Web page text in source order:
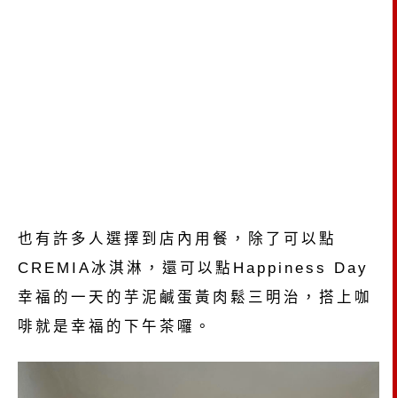
也有許多人選擇到店內用餐，除了可以點
CREMIA冰淇淋，還可以點Happiness Day
幸福的一天的芋泥鹹蛋黃肉鬆三明治，搭上咖
啡就是幸福的下午茶囉。